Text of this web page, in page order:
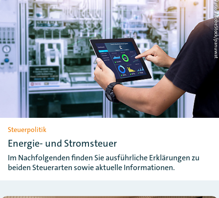
Foto: AdobeStock/panuwat
Steuerpolitik
Energie- und Stromsteuer
Im Nachfolgenden finden Sie ausführliche Erklärungen zu
beiden Steuerarten sowie aktuelle Informationen.